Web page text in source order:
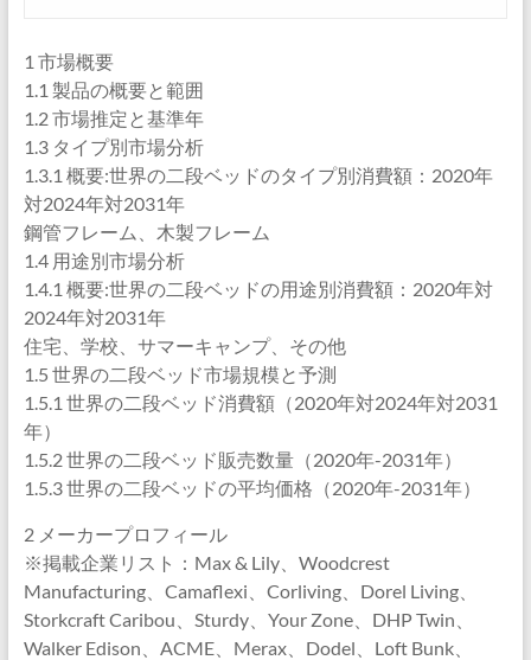
1 市場概要
1.1 製品の概要と範囲
1.2 市場推定と基準年
1.3 タイプ別市場分析
1.3.1 概要:世界の二段ベッドのタイプ別消費額：2020年
対2024年対2031年
鋼管フレーム、木製フレーム
1.4 用途別市場分析
1.4.1 概要:世界の二段ベッドの用途別消費額：2020年対
2024年対2031年
住宅、学校、サマーキャンプ、その他
1.5 世界の二段ベッド市場規模と予測
1.5.1 世界の二段ベッド消費額（2020年対2024年対2031
年）
1.5.2 世界の二段ベッド販売数量（2020年-2031年）
1.5.3 世界の二段ベッドの平均価格（2020年-2031年）
2 メーカープロフィール
※掲載企業リスト：Max & Lily、Woodcrest
Manufacturing、Camaflexi、Corliving、Dorel Living、
Storkcraft Caribou、Sturdy、Your Zone、DHP Twin、
Walker Edison、ACME、Merax、Dodel、Loft Bunk、